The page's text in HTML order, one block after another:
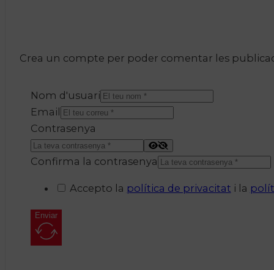
Crea un compte per poder comentar les
Nom d'usuari
Email
Contrasenya
Confirma la contrasenya
Accepto la política de privacitat i la
Enviar